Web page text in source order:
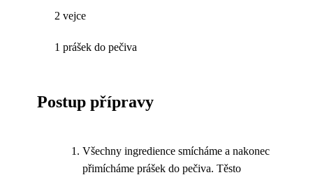
2 vejce
1 prášek do pečiva
Postup přípravy
Všechny ingredience smícháme a nakonec
přimícháme prášek do pečiva. Těsto